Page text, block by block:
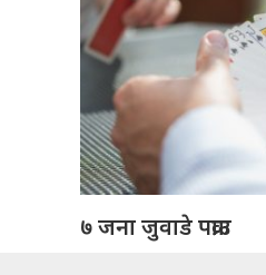
७ जना जुवाडे पक्राउ